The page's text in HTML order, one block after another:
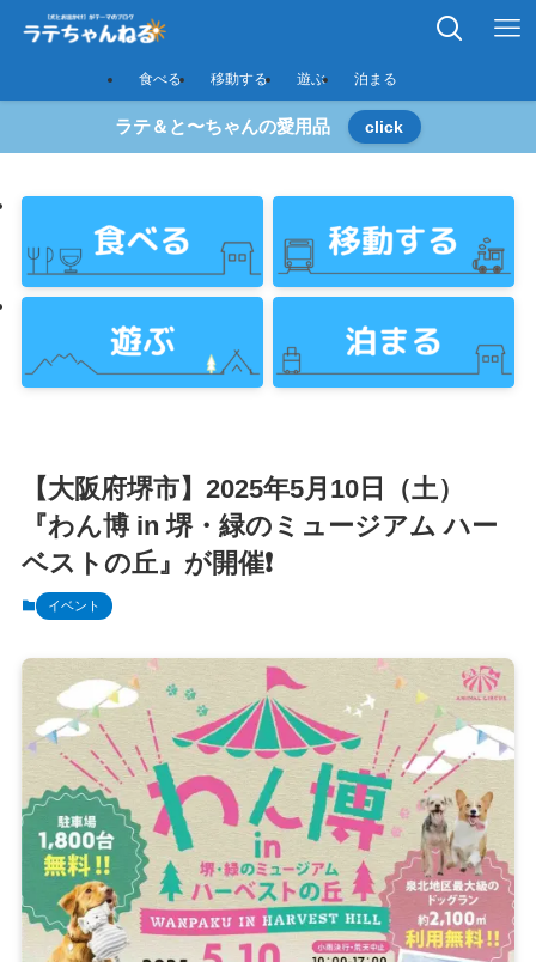
食べる 移動する 遊ぶ 泊まる
ラテ＆と〜ちゃんの愛用品 click
【大阪府堺市】2025年5月10日（土）
『わん博 in 堺・緑のミュージアム ハー
ベストの丘』が開催❗️
イベント